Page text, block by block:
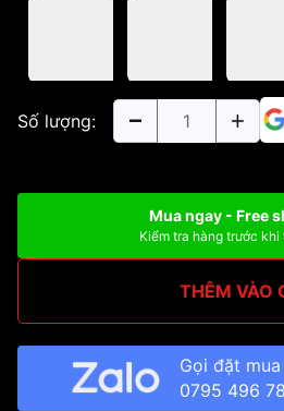
Số lượng:
Mua ngay - Free
Kiểm tra hàng trước khi
THÊM VÀO
Gọi đặt mua
0795 496